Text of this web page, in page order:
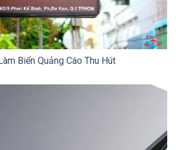
Biển Quảng Cáo Thu Hút